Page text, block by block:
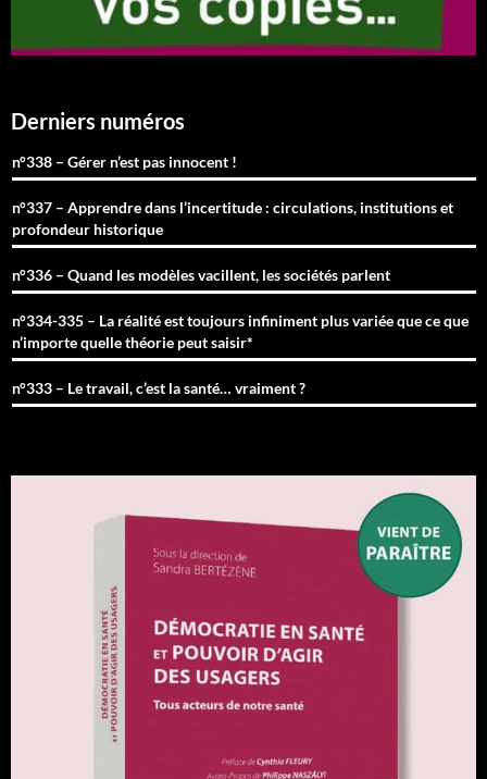
Derniers numéros
n°338 – Gérer n’est pas innocent !
n°337 – Apprendre dans l’incertitude : circulations, institutions et
profondeur historique
n°336 – Quand les modèles vacillent, les sociétés parlent
n°334-335 – La réalité est toujours infiniment plus variée que ce que
n’importe quelle théorie peut saisir*
n°333 – Le travail, c’est la santé… vraiment ?